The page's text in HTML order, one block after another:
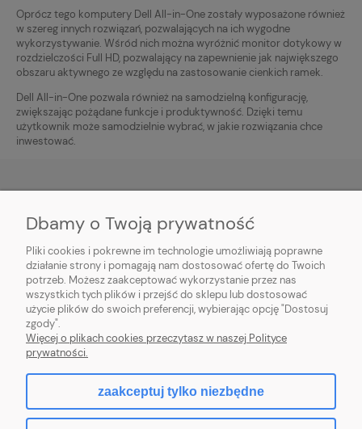
Oprócz tego komputery Dell All-in-One zostały wyposażone również
w szereg innych rozwiązań, pozwalających na ich wygodne
wykorzystywanie. Wśród nich można wyróżnić monitor dotykowy w
rozdzielczości Full HD, pozwalający na zapewnienie jak największego
obszaru aktywnego ze względu na zastosowanie cienkich ramek.
Dell All-in-One pozwala również na samodzielną konfigurację,
zwiększając pożądane funkcje i produktywność. Dzięki temu
użytkownik może samodzielnie wybrać, w jakie rozwiązania chce
inwestować.
O NAS
INFORMACJE
PŁATNOŚCI I DOSTAWA
POMOC
MOJE KONTO
Dbamy o Twoją prywatność
Pliki cookies i pokrewne im technologie umożliwiają poprawne
działanie strony i pomagają nam dostosować ofertę do Twoich
potrzeb. Możesz zaakceptować wykorzystanie przez nas
wszystkich tych plików i przejść do sklepu lub dostosować
użycie plików do swoich preferencji, wybierając opcję "Dostosuj
zgody".
Więcej o plikach cookies przeczytasz w naszej Polityce
prywatności.
zaakceptuj tylko niezbędne